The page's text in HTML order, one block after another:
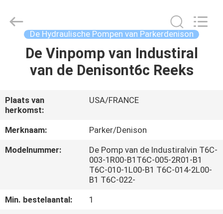
HUIS
ONGEVEER
ONS
FABRIEKSREIS
KWALITEITSCONTROLE
Electronic
Limited.
De Hydraulische Pompen van Parkerdenison
De Vinpomp van Industiral
van de Denisont6c Reeks
Plaats van
herkomst:
USA/FRANCE
Merknaam:
Parker/Denison
Modelnummer:
De Pomp van de Industiralvin T6C-
003-1R00-B1T6C-005-2R01-B1
T6C-010-1L00-B1 T6C-014-2L00-
B1 T6C-022-
Min. bestelaantal:
1